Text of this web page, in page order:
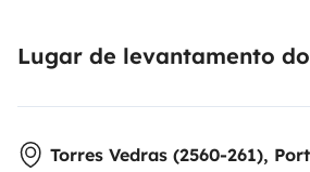
Lugar de levantamento
Torres Vedras (2560-261),